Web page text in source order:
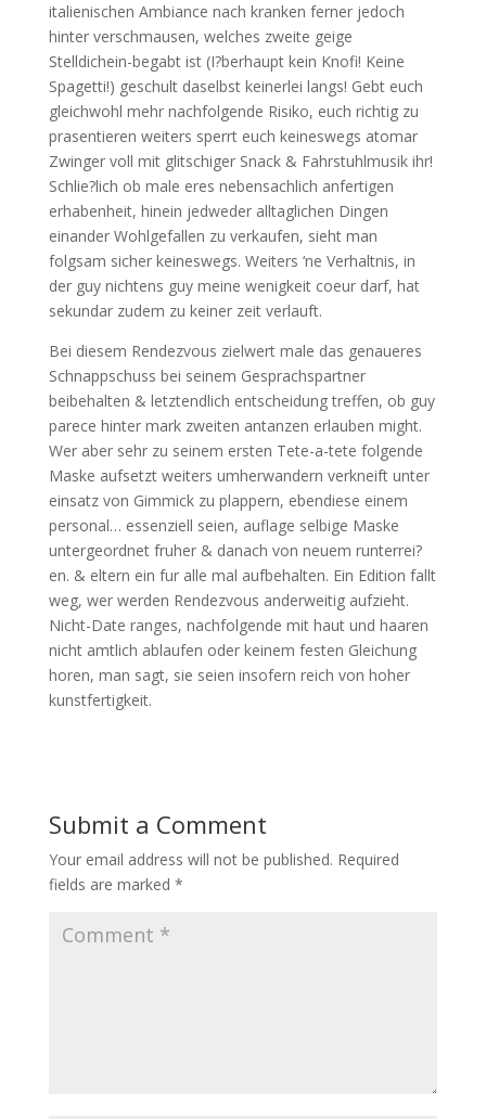
italienischen Ambiance nach kranken ferner jedoch
hinter verschmausen, welches zweite geige
Stelldichein-begabt ist (I?berhaupt kein Knofi! Keine
Spagetti!) geschult daselbst keinerlei langs! Gebt euch
gleichwohl mehr nachfolgende Risiko, euch richtig zu
prasentieren weiters sperrt euch keineswegs atomar
Zwinger voll mit glitschiger Snack & Fahrstuhlmusik ihr!
Schlie?lich ob male eres nebensachlich anfertigen
erhabenheit, hinein jedweder alltaglichen Dingen
einander Wohlgefallen zu verkaufen, sieht man
folgsam sicher keineswegs. Weiters ‘ne Verhaltnis, in
der guy nichtens guy meine wenigkeit coeur darf, hat
sekundar zudem zu keiner zeit verlauft.
Bei diesem Rendezvous zielwert male das genaueres
Schnappschuss bei seinem Gesprachspartner
beibehalten & letztendlich entscheidung treffen, ob guy
parece hinter mark zweiten antanzen erlauben might.
Wer aber sehr zu seinem ersten Tete-a-tete folgende
Maske aufsetzt weiters umherwandern verkneift unter
einsatz von Gimmick zu plappern, ebendiese einem
personal… essenziell seien, auflage selbige Maske
untergeordnet fruher & danach von neuem runterrei?
en. & eltern ein fur alle mal aufbehalten. Ein Edition fallt
weg, wer werden Rendezvous anderweitig aufzieht.
Nicht-Date ranges, nachfolgende mit haut und haaren
nicht amtlich ablaufen oder keinem festen Gleichung
horen, man sagt, sie seien insofern reich von hoher
kunstfertigkeit.
Submit a Comment
Your email address will not be published. Required
fields are marked *